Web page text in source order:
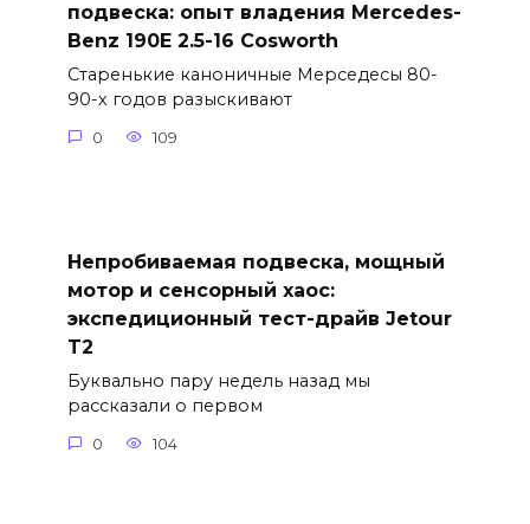
подвеска: опыт владения Mercedes-
Benz 190E 2.5-16 Cosworth
Старенькие каноничные Мерседесы 80-
90-х годов разыскивают
0 109
Непробиваемая подвеска, мощный
мотор и сенсорный хаос:
экспедиционный тест-драйв Jetour
T2
Буквально пару недель назад мы
рассказали о первом
0 104